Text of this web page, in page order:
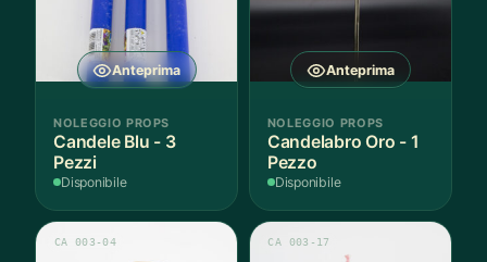
Anteprima
NOLEGGIO PROPS
Candele Blu - 3
Pezzi
Disponibile
Anteprima
NOLEGGIO PROPS
Candelabro Oro - 1
Pezzo
Disponibile
CA 003-04 CA 003-17